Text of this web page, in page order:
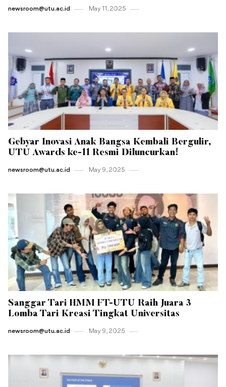
newsroom@utu.ac.id May 11 , 2025
Gebyar Inovasi Anak Bangsa Kembali Bergulir,
UTU Awards ke-11 Resmi Diluncurkan!
newsroom@utu.ac.id May 9 , 2025
Sanggar Tari HMM FT-UTU Raih Juara 3
Lomba Tari Kreasi Tingkat Universitas
newsroom@utu.ac.id May 9 , 2025